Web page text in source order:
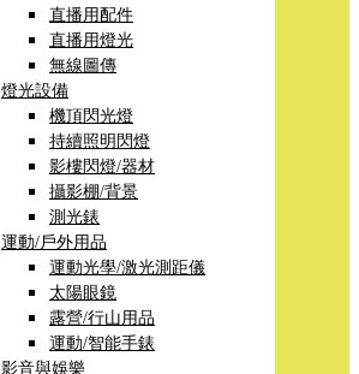
直播用配件
直播用燈光
無線圖傳
燈光設備
機頂閃光燈
持續照明閃燈
影樓閃燈/器材
攝影棚/背景
測光錶
運動/戶外用品
運動光學/激光測距儀
太陽眼鏡
露營/行山用品
運動/智能手錶
影音與娛樂